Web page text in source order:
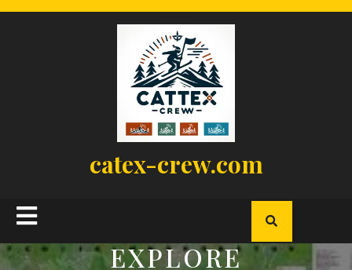
catex-crew.com
Open
ButtonEXPLORE